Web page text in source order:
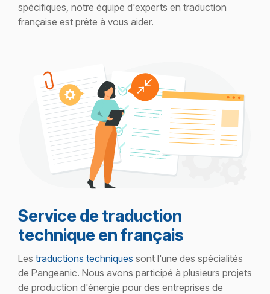
spécifiques, notre équipe d'experts en traduction
française est prête à vous aider.
Service de traduction
technique en français
Les traductions techniques sont l'une des spécialités
de Pangeanic. Nous avons participé à plusieurs projets
de production d'énergie pour des entreprises de